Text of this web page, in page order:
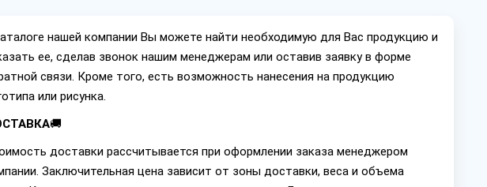
нашей компании Вы можете найти необходимую для Вас продукцию и
ее, сделав звонок нашим менеджерам или оставив заявку в форме
связи. Кроме того, есть возможность нанесения на продукцию
или рисунка.
🚚
доставки рассчитывается при оформлении заказа менеджером
Заключительная цена зависит от зоны доставки, веса и объема